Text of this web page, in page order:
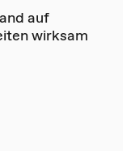
auf
wirksam